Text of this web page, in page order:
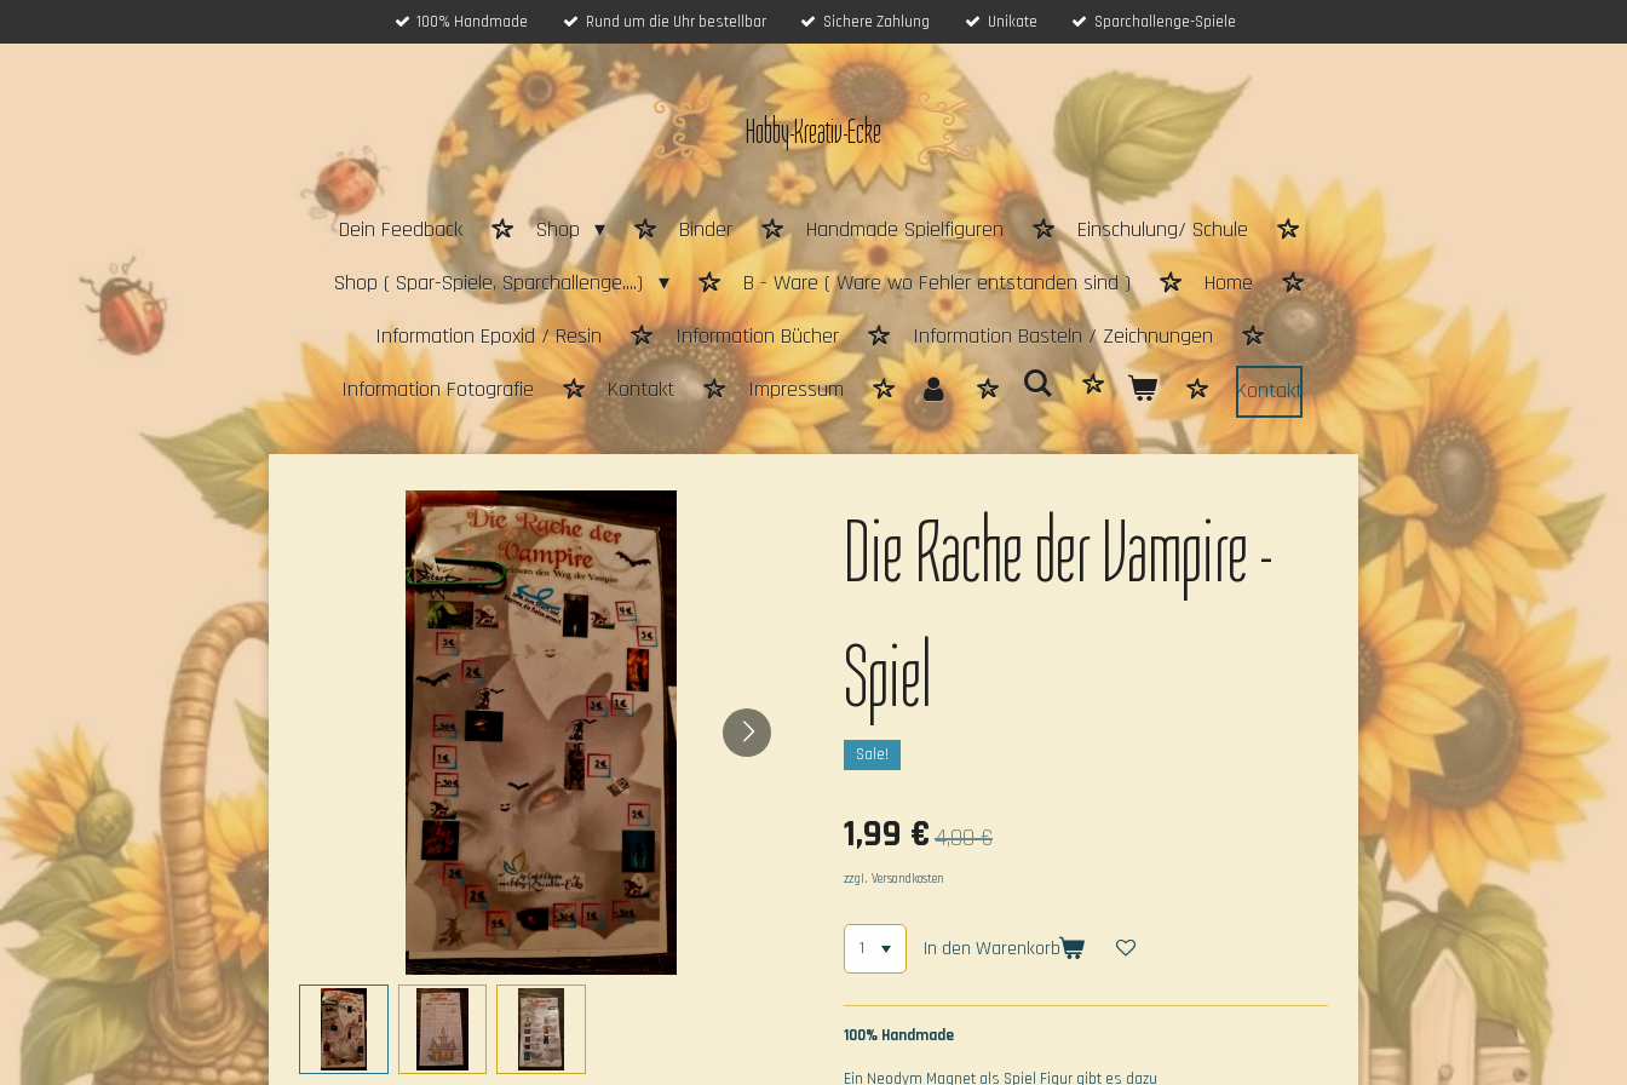
100% Handmade Rund um die Uhr bestellbar Sichere Zahlung Unikate Sparchallenge-Spiele
Hobby-Kreativ-Ecke
Dein Feedback Shop Binder Handmade Spielfiguren
Einschulung/ Schule
Shop ( Spar-Spiele, Sparchallenge....)
B - Ware ( Ware wo Fehler entstanden sind )
Home
Information Epoxid / Resin
Information Bücher
Information Basteln / Zeichnungen
Information Fotografie
Kontakt Impressum Kontakt
Die Rache der Vampire -
Spiel
Sale!
1,99 €4,00 €
zzgl. Versandkosten
In den Warenkorb
100% Handmade
Ein Neodym Magnet als Spiel Figur gibt es dazu